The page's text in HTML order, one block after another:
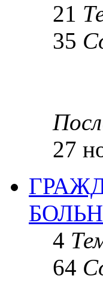
21
35
27
4
64